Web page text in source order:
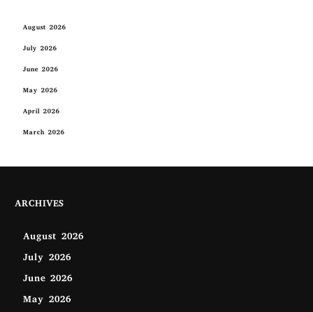
August 2026
July 2026
June 2026
May 2026
April 2026
March 2026
ARCHIVES
August 2026
July 2026
June 2026
May 2026